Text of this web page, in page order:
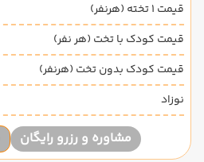
قیمت 1 تخته (هرنفر)
قیمت کودک با تخت (هر نفر)
قیمت کودک بدون تخت (هرنفر)
نوزاد
مشاوره و رزرو رایگان